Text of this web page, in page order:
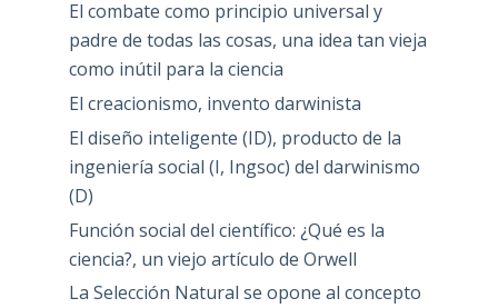
El combate como principio universal y
padre de todas las cosas, una idea tan vieja
como inútil para la ciencia
El creacionismo, invento darwinista
El diseño inteligente (ID), producto de la
ingeniería social (I, Ingsoc) del darwinismo
(D)
Función social del científico: ¿Qué es la
ciencia?, un viejo artículo de Orwell
La Selección Natural se opone al concepto